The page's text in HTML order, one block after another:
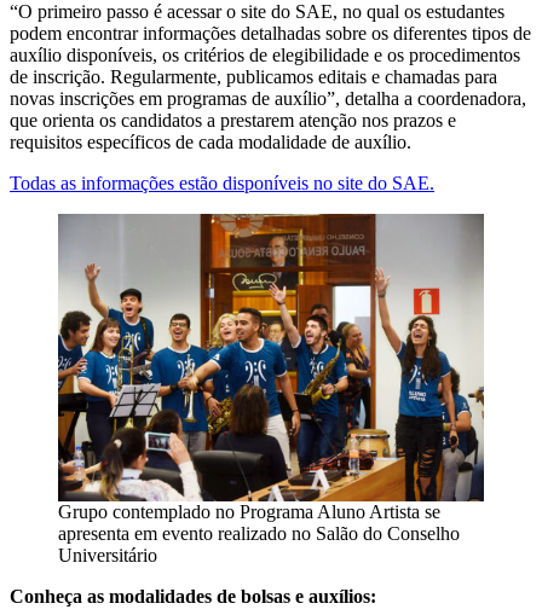
“O primeiro passo é acessar o site do SAE, no qual os estudantes
podem encontrar informações detalhadas sobre os diferentes tipos de
auxílio disponíveis, os critérios de elegibilidade e os procedimentos
de inscrição. Regularmente, publicamos editais e chamadas para
novas inscrições em programas de auxílio”, detalha a coordenadora,
que orienta os candidatos a prestarem atenção nos prazos e
requisitos específicos de cada modalidade de auxílio.
Todas as informações estão disponíveis no site do SAE.
Grupo contemplado no Programa Aluno Artista se
apresenta em evento realizado no Salão do Conselho
Universitário
Conheça as modalidades de bolsas e auxílios: